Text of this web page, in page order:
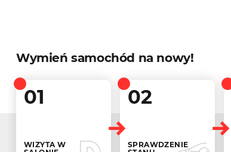
Wymień samochód na nowy!
01
WIZYTA W
02
SPRAWDZENIE